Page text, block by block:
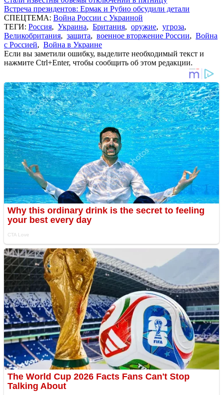
Встреча президентов: Ермак и Рубио обсудили детали
СПЕЦТЕМА: Война России с Украиной
ТЕГИ: Россия, Украина, Британия, оружие, угроза,
Великобритания, защита, военное вторжение России, Война
с Россией, Война в Украине
Если вы заметили ошибку, выделите необходимый текст и
нажмите Ctrl+Enter, чтобы сообщить об этом редакции.